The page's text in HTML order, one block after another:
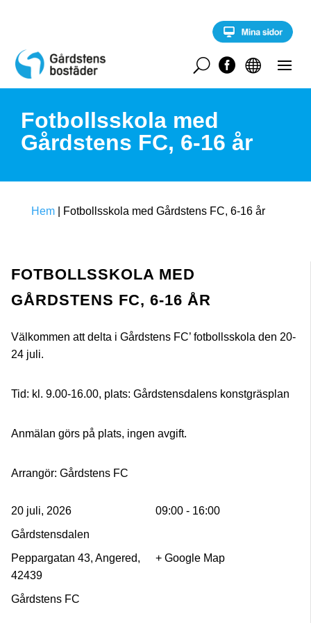
c


U
Fotbollsskola med
Gårdstens FC, 6-16 år
Hem Fotbollsskola med Gårdstens FC, 6-16 år
FOTBOLLSSKOLA MED
GÅRDSTENS FC, 6-16 ÅR
Välkommen att delta i Gårdstens FC’ fotbollsskola den 20-
24 juli.
Tid: kl. 9.00-16.00, plats: Gårdstensdalens konstgräsplan
Anmälan görs på plats, ingen avgift.
Arrangör: Gårdstens FC
20 juli, 2026
09:00 - 16:00
Gårdstensdalen
Peppargatan 43, Angered,
42439
+ Google Map
Gårdstens FC